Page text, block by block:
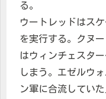
る。
ウートレッドはス
を実行する。クヌ
はウィンチェスタ
しまう。エゼルウ
ン軍に合流してい